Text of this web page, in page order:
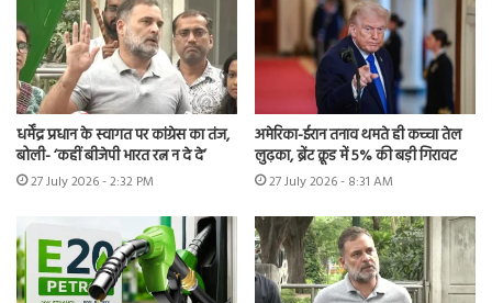
धर्मेंद्र प्रधान के स्वागत पर कांग्रेस का तंज,
बोली- ‘कहीं बीजेपी भारत रत्न न दे दे’
27 July 2026 - 2:32 PM
अमेरिका-ईरान तनाव थमते ही कच्चा तेल
लुढ़का, ब्रेंट क्रूड में 5% की बड़ी गिरावट
27 July 2026 - 8:31 AM